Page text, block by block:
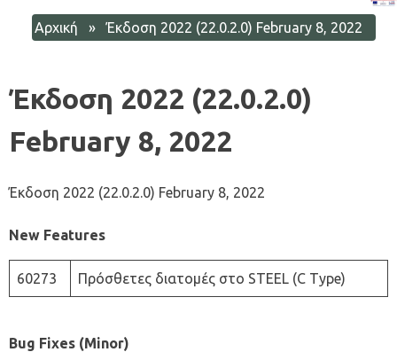
Αρχική » Έκδοση 2022 (22.0.2.0) February 8, 2022
Έκδοση 2022 (22.0.2.0)
February 8, 2022
Έκδοση 2022 (22.0.2.0) February 8, 2022
New Features
60273 Πρόσθετες διατομές στο STEEL (C Type)
Bug Fixes (Minor)